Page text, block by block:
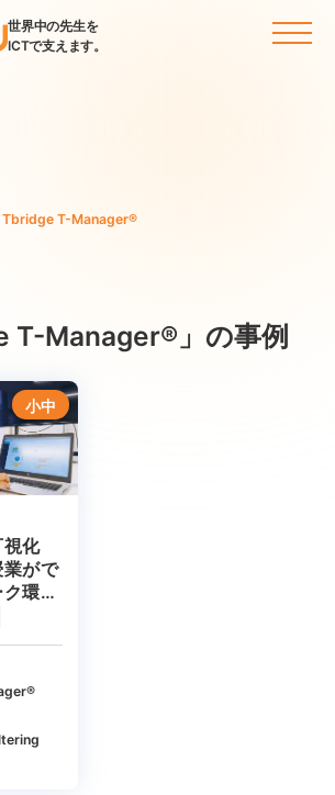
世界中の先生を
ICTで支えます。
Tbridge T-Manager®
T-Manager®」の事例
小中
視化
がで
環境